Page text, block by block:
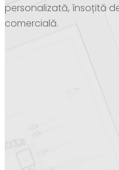
personalizată, însoțită
comercială.